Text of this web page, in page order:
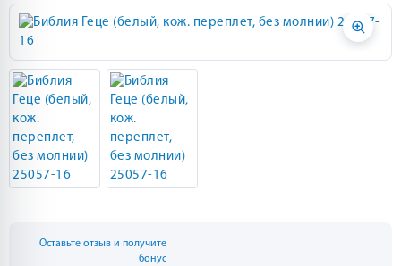
Оставьте отзыв и получите
бонус